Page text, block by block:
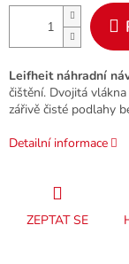
Leifheit náhradní
čištění. Dvojitá
zářivě čisté podlahy
Detailní informace
ZEPTAT SE